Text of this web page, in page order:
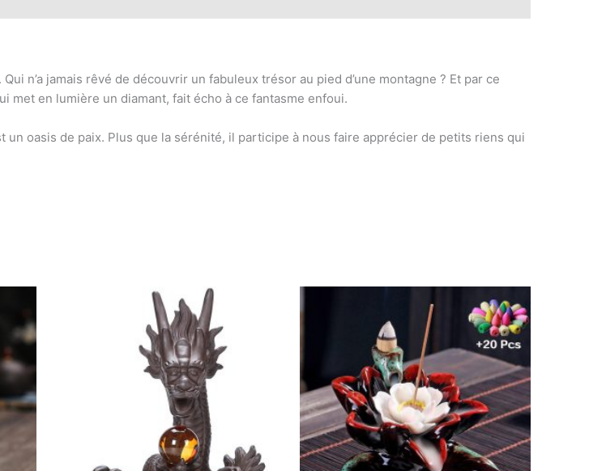
n’a jamais rêvé de découvrir un fabuleux trésor au pied d’une montagne ? Et par ce
met en lumière un diamant, fait écho à ce fantasme enfoui.
un oasis de paix. Plus que la sérénité, il participe à nous faire apprécier de petits riens qui